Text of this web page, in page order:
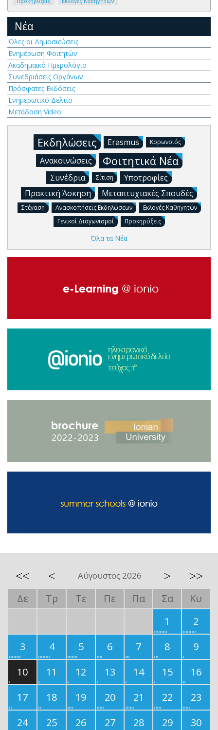
Νέα
Όλες οι Δημοσιεύσεις
Ενημέρωση Φοιτητών
Ακαδημαϊκό Ημερολόγιο
Συνεδριάσεις Οργάνων
Πρόσφατες Εκδόσεις
Ενημερωτικό Δελτίο
Μετάδοση Video
Εκδηλώσεις Erasmus Κορωνοϊός
Ανακοινώσεις Φοιτητικά Νέα
Συνέδρια Σίτιση
Υποτροφίες
Πρακτική Άσκηση
Μεταπτυχιακές Σπουδές
Στέγαση Ανασκοπήσεις Εκδηλώσεων
Εκλογές Καθηγητών
Γενικοί Διαγωνισμοί
Προκηρύξεις
Όλα τα Νέα
<< < Αύγουστος 2026 > >>
Δε Τρ Τε Πε Πα Σα
Κυ
1
2
3
4 5 6 7 8
9
10
11 12 13 14 15
16
17
18 19 20 21 22
23
24
25 26 27 28 29
30